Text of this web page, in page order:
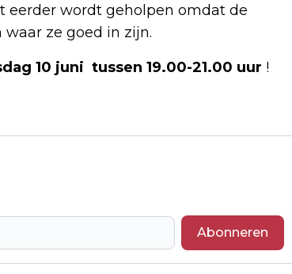
eerder wordt geholpen omdat de
ze goed in zijn.
10 juni tussen 19.00-21.00 uur !
Abonneren